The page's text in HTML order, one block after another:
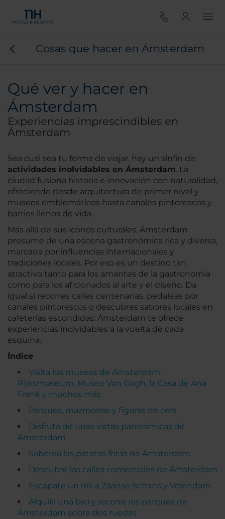
Cosas que hacer en Ámsterdam
Qué ver y hacer en
Ámsterdam
Experiencias imprescindibles en
Ámsterdam
Sea cual sea tu forma de viajar, hay un sinfín de
actividades inolvidables en Ámsterdam. La
ciudad fusiona historia e innovación con naturalidad,
ofreciendo desde arquitectura de primer nivel y
museos emblemáticos hasta canales pintorescos y
barrios llenos de vida.
Más allá de sus iconos culturales, Ámsterdam
presume de una escena gastronómica rica y diversa,
marcada por influencias internacionales y
tradiciones locales. Por eso es un destino tan
atractivo tanto para los amantes de la gastronomía
como para los aficionados al arte y el diseño. Da
igual si recorres calles centenarias, pedaleas por
canales pintorescos o descubres sabores locales en
cafeterías escondidas: Ámsterdam te ofrece
experiencias inolvidables a la vuelta de cada
esquina.
Índice
Visita los museos de Ámsterdam:
Rijksmuseum, Museo Van Gogh, la Casa de Ana
Frank y muchos más
Parques, mazmorras y figuras de cera
Disfruta de unas vistas panorámicas de
Ámsterdam
Saborea las patatas fritas de Ámsterdam
Descubre las calles comerciales de Ámsterdam
Escápate un día a Zaanse Schans y Volendam
Alquila una bici y recorre los parques de
Ámsterdam sobre dos ruedas